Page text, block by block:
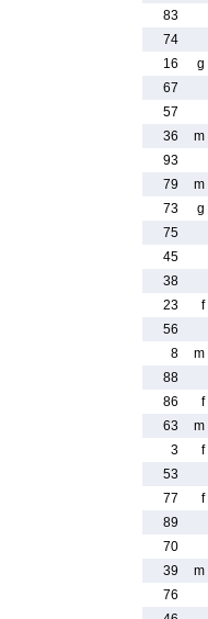
83
74
16
g
67
57
36
m
93
79
m
73
g
75
45
38
23
f
56
8
m
88
86
f
63
m
3
f
53
77
f
89
70
39
m
76